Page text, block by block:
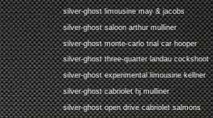
silver-ghost limousine may & jacobs
silver-ghost saloon arthur mulliner
silver-ghost monte-carlo trial car hooper
silver-ghost three-quarter landau cockshoot
silver-ghost experimental limousine kellner
silver-ghost cabriolet hj mulliner
silver-ghost open drive cabriolet salmons